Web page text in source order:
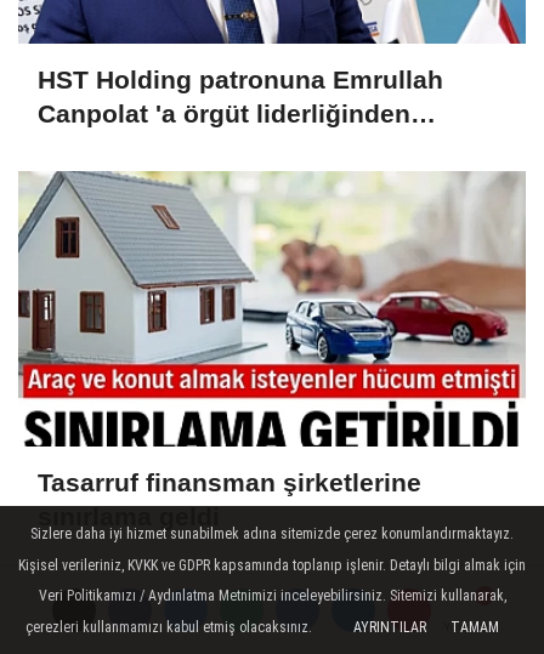
Yorumlar
Yorumlar
HST Holding patronuna Emrullah
Canpolat 'a örgüt liderliğinden
malvarlığına el konuldu
Tasarruf finansman şirketlerine
Sizlere daha iyi hizmet sunabilmek adına sitemizde çerez konumlandırmaktayız.
Kişisel verileriniz, KVKK ve GDPR kapsamında toplanıp işlenir. Detaylı bilgi almak için
Veri Politikamızı / Aydınlatma Metnimizi inceleyebilirsiniz. Sitemizi kullanarak,
çerezleri kullanmamızı kabul etmiş olacaksınız.
AYRINTILAR TAMAM